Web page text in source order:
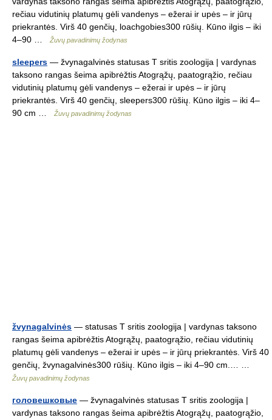
rečiau vidutinių platumų gėli vandenys – ežerai ir upės – ir jūrų
priekrantės. Virš 40 genčių, loachgobies300 rūšių. Kūno ilgis – iki
4–90 …
Žuvų pavadinimų žodynas
sleepers — žvynagalvinės statusas T sritis zoologija | vardynas
taksono rangas šeima apibrėžtis Atogrąžų, paatogrąžio, rečiau
vidutinių platumų gėli vandenys – ežerai ir upės – ir jūrų
priekrantės. Virš 40 genčių, sleepers300 rūšių. Kūno ilgis – iki 4–
90 cm …
Žuvų pavadinimų žodynas
žvynagalvinės — statusas T sritis zoologija | vardynas taksono
rangas šeima apibrėžtis Atogrąžų, paatogrąžio, rečiau vidutinių
platumų gėli vandenys – ežerai ir upės – ir jūrų priekrantės. Virš 40
genčių, žvynagalvinės300 rūšių. Kūno ilgis – iki 4–90 cm.… …
Žuvų pavadinimų žodynas
головешковые — žvynagalvinės statusas T sritis zoologija |
vardynas taksono rangas šeima apibrėžtis Atogrąžų, paatogrąžio,